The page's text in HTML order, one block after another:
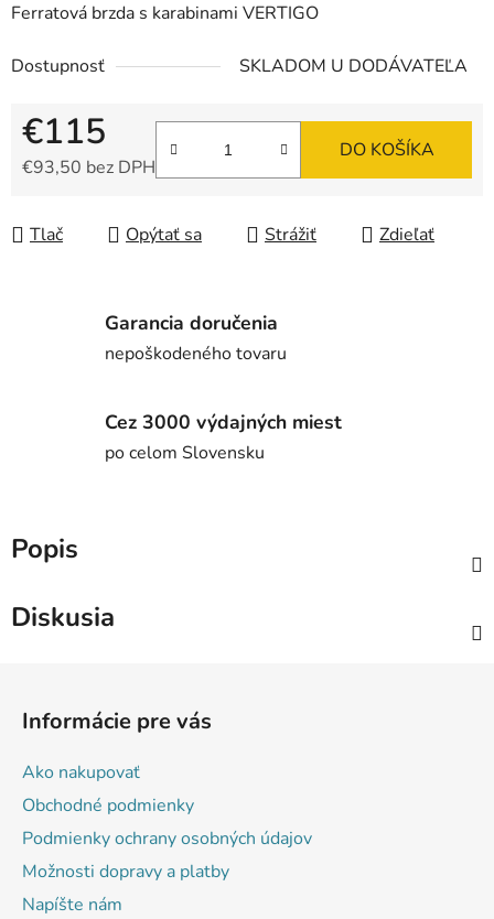
Ferratová brzda s karabinami VERTIGO
Dostupnosť SKLADOM U DODÁVATEĽA
€115
€93,50 bez DPH
DO KOŠÍKA
Tlač Opýtať sa Strážiť Zdieľať
Garancia doručenia
nepoškodeného tovaru
Cez 3000 výdajných miest
po celom Slovensku
Popis
Diskusia
Informácie pre vás
Ako nakupovať
Obchodné podmienky
Podmienky ochrany osobných údajov
Možnosti dopravy a platby
Napíšte nám